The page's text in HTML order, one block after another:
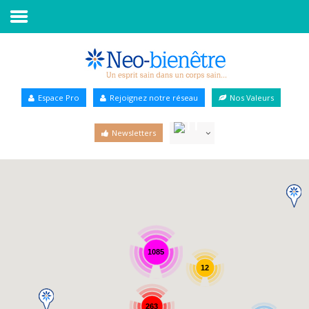
Annuaire Bien-être
Espace Pro Rejoignez notre réseau Nos Valeurs
Newsletters
1085
263
12